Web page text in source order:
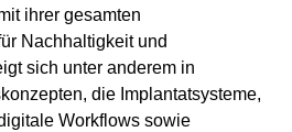
ihrer gesamten
Nachhaltigkeit und
sich unter anderem in
die Implantatsysteme,
Workflows sowie